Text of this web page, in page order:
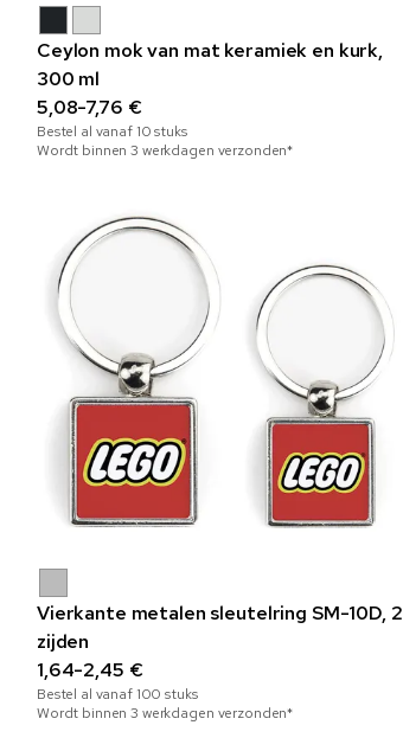
Ceylon mok van mat keramiek en kurk,
300 ml
5,08-7,76 €
Bestel al vanaf 10stuks
Wordt binnen 3 werkdagen verzonden*
Vierkante metalen sleutelring SM-10D, 2
zijden
1,64-2,45 €
Bestel al vanaf 100 stuks
Wordt binnen 3 werkdagen verzonden*